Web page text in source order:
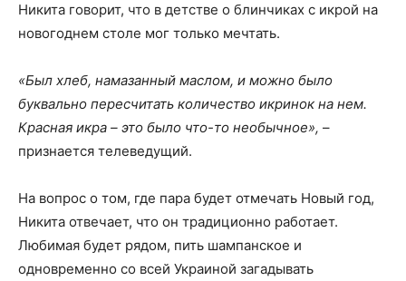
Никита говорит, что в детстве о блинчиках с икрой на
новогоднем столе мог только мечтать.
«Был хлеб, намазанный маслом, и можно было
буквально пересчитать количество икринок на нем.
Красная икра – это было что-то необычное», –
признается телеведущий.
На вопрос о том, где пара будет отмечать Новый год,
Никита отвечает, что он традиционно работает.
Любимая будет рядом, пить шампанское и
одновременно со всей Украиной загадывать